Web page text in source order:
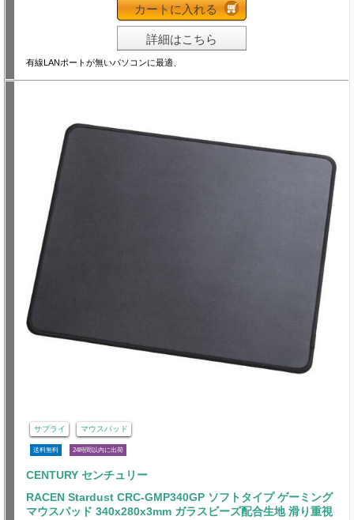
カートに入れる
詳細はこちら
有線LANポートが無いパソコンに最適、
サプライ マウスパッド
送料無料 24時間以内に出荷
CENTURY センチュリー
RACEN Stardust CRC-GMP340GP ソフトタイプ ゲーミング
マウスパッド 340x280x3mm ガラスビーズ配合生地 滑り重視